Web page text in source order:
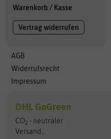
Warenkorb / Kasse
Vertrag widerrufen
AGB
Widerrufsrecht
Impressum
DHL GoGreen
CO2 - neutraler
Versand...